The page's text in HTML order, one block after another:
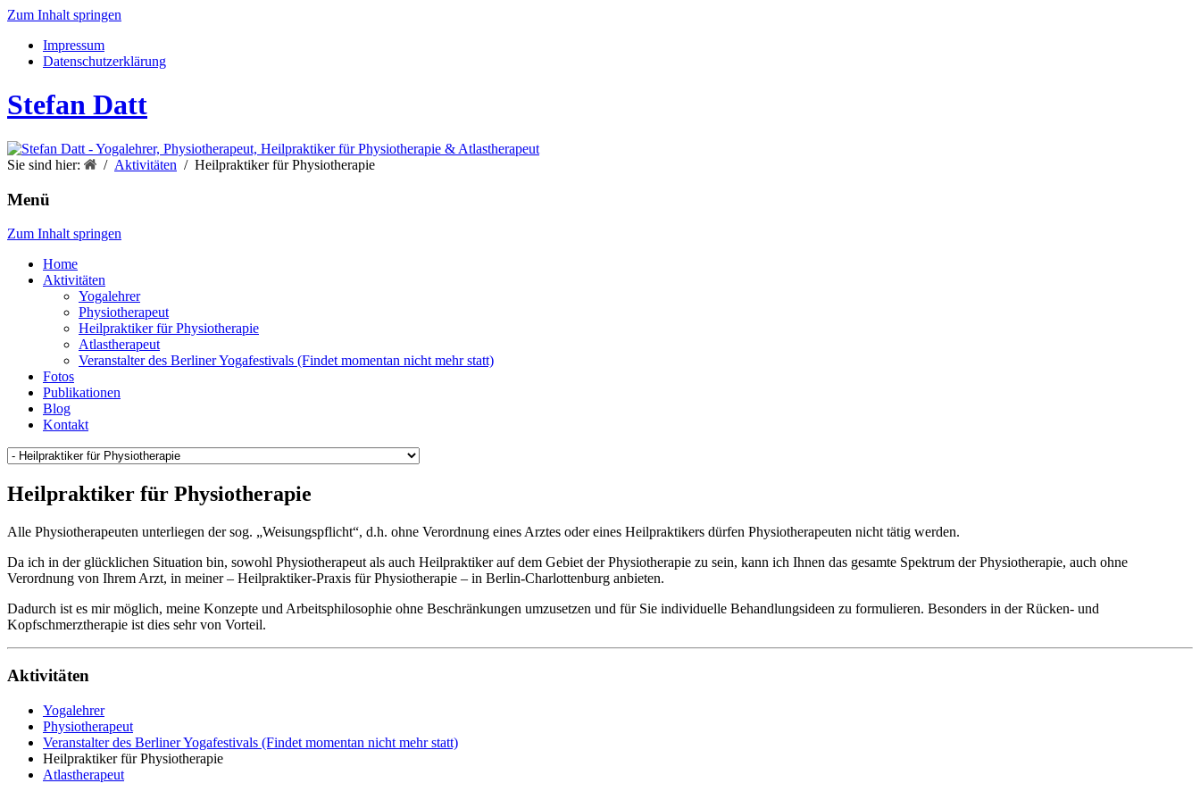
Zum Inhalt springen
Impressum
Datenschutzerklärung
Stefan Datt
Sie sind hier: Aktivitäten Heilpraktiker für Physiotherapie
Menü
Zum Inhalt springen
Home
Aktivitäten
Yogalehrer
Physiotherapeut
Heilpraktiker für Physiotherapie
Atlastherapeut
Veranstalter des Berliner Yogafestivals (Findet momentan nicht mehr statt)
Fotos
Publikationen
Blog
Kontakt
Heilpraktiker für Physiotherapie
Alle Physiotherapeuten unterliegen der sog. „Weisungspflicht“, d.h. ohne Verordnung eines Arztes oder eines Heilpraktikers dürfen Physiotherapeuten nicht tätig werden.
Da ich in der glücklichen Situation bin, sowohl Physiotherapeut als auch Heilpraktiker auf dem Gebiet der Physiotherapie zu sein, kann ich Ihnen das gesamte Spektrum der Physiotherapie, auch ohne
Verordnung von Ihrem Arzt, in meiner ‒ Heilpraktiker-Praxis für Physiotherapie ‒ in Berlin-Charlottenburg anbieten.
Dadurch ist es mir möglich, meine Konzepte und Arbeitsphilosophie ohne Beschränkungen umzusetzen und für Sie individuelle Behandlungsideen zu formulieren. Besonders in der Rücken- und
Kopfschmerztherapie ist dies sehr von Vorteil.
Aktivitäten
Yogalehrer
Physiotherapeut
Veranstalter des Berliner Yogafestivals (Findet momentan nicht mehr statt)
Heilpraktiker für Physiotherapie
Atlastherapeut